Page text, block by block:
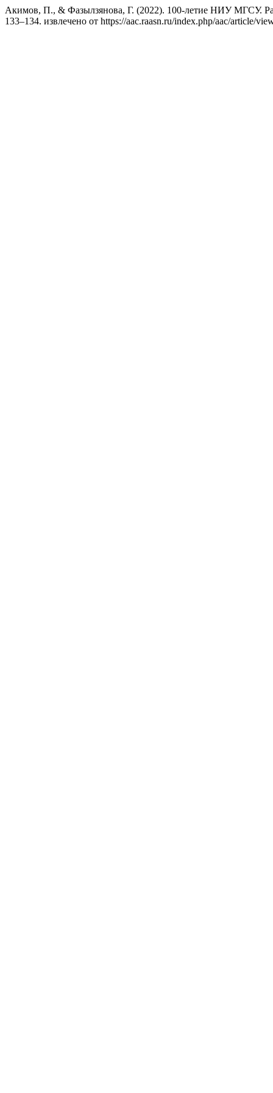
Акимов, П., & Фазылзянова, Г. (2022). 100-летие НИУ МГСУ.
133–134. извлечено от https://aac.raasn.ru/index.php/aac/article/